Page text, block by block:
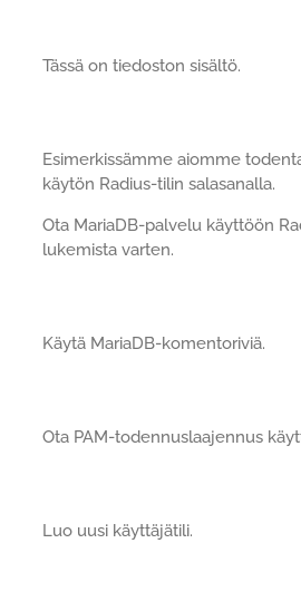
Tässä on tiedoston sisältö.
Esimerkissämme aiomme
käytön Radius-tilin salasanalla.
Ota MariaDB-palvelu käyttöön
lukemista varten.
Käytä MariaDB-komentoriviä.
Ota PAM-todennuslaajennus
Luo uusi käyttäjätili.